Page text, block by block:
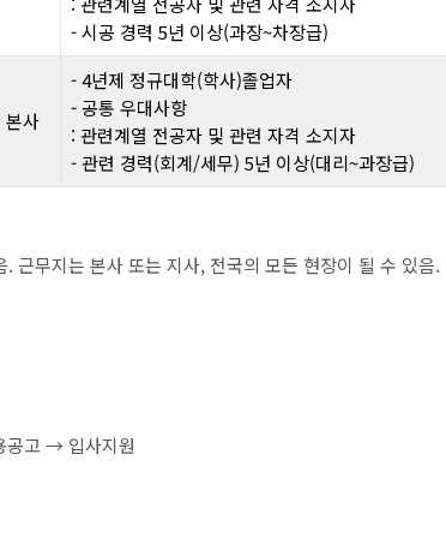
- 시공 경력 5년 이상(과장~차장급)
본사
- 4년제 정규대학(학사)졸업자
- 공통 우대사항
: 관련계열 전공자 및 관련 자격 소지자
- 관련 경력(회계/세무) 5년 이상(대리~과장급)
무지는 본사 또는 지사, 전국의 모든 현장이 될 수 있음.
고 → 입사지원